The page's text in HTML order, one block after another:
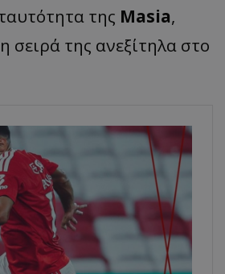
της Masia,
σειρά της ανεξίτηλα στο